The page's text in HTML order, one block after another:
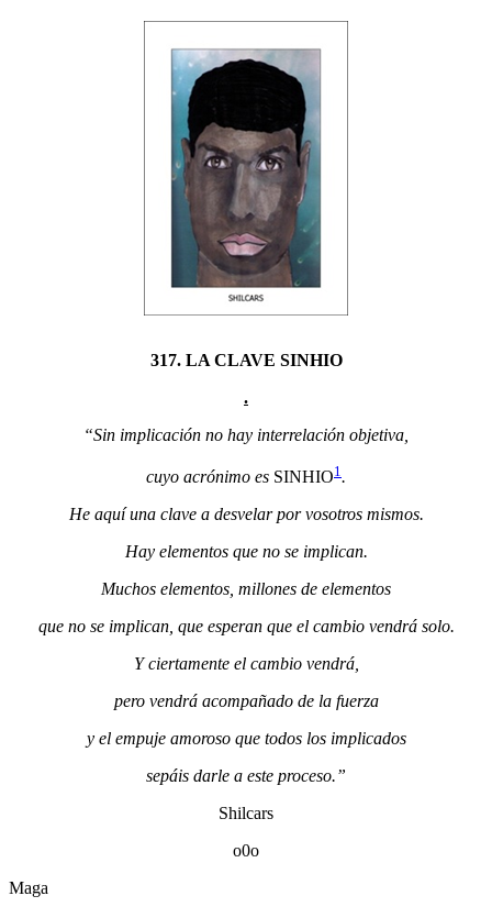
317. LA CLAVE SINHIO
.
“Sin implicación no hay interrelación objetiva,
cuyo acrónimo es SINHIO1 .
He aquí una clave a desvelar por vosotros mismos.
Hay elementos que no se implican.
Muchos elementos, millones de elementos
que no se implican, que esperan que el cambio vendrá solo.
Y ciertamente el cambio vendrá,
pero vendrá acompañado de la fuerza
y el empuje amoroso que todos los implicados
sepáis darle a este proceso.”
Shilcars
o0o
Maga